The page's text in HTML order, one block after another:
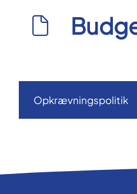
Opkrævningspolitik